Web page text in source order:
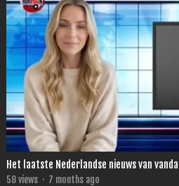
Het laatste Nederlandse nieuws van
58views · 7 months ago